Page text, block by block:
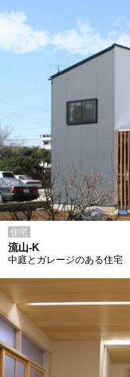
住宅
流山-K
中庭とガレージのある住宅